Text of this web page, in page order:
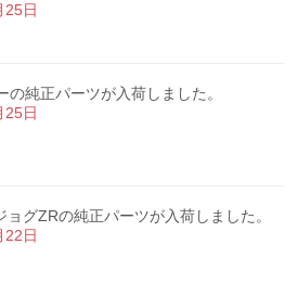
25日
の純正パーツが入荷しました。
25日
ョグZRの純正パーツが入荷しました。
22日